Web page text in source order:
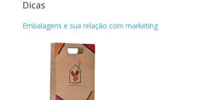
Dicas
Embalagens e sua relação com marketing